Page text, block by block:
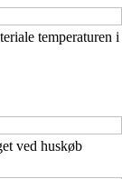
temperaturen i
ved huskøb